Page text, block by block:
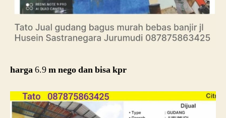
harga6.9m nego dan bisa kpr